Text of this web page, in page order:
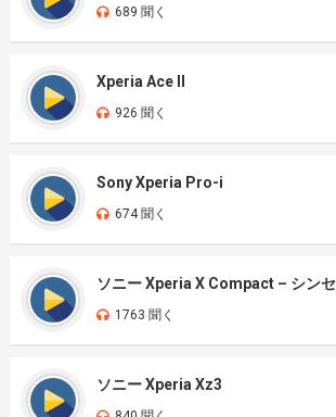
689 聞く
Xperia Ace II
926 聞く
Sony Xperia Pro-i
674 聞く
ソニー Xperia X Compact – シンセ
1763 聞く
ソニー Xperia Xz3